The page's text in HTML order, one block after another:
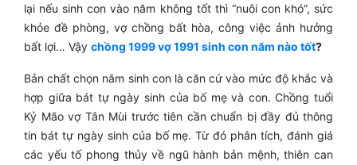
lại nếu sinh con vào năm không tốt thì “nuôi con khó”, sức
khỏe đề phòng, vợ chồng bất hòa, công việc ảnh hưởng
bất lợi… Vậy chồng 1999 vợ 1991 sinh con năm nào tốt?
Bản chất chọn năm sinh con là căn cứ vào mức độ khắc và
hợp giữa bát tự ngày sinh của bố mẹ và con. Chồng tuổi
Kỷ Mão vợ Tân Mùi trước tiên cần chuẩn bị đầy đủ thông
tin bát tự ngày sinh của bố mẹ. Từ đó phân tích, đánh giá
các yếu tố phong thủy về ngũ hành bản mệnh, thiên can